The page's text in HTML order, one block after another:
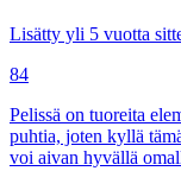
Lisätty yli 5 vuotta
84
Pelissä on tuoreita
puhtia, joten kyllä
voi aivan hyvällä